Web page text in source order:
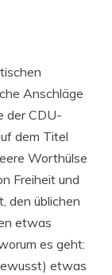
Anschläge
der CDU-
dem Titel
Worthülse
Freiheit und
den üblichen
etwas
es geht:
etwas